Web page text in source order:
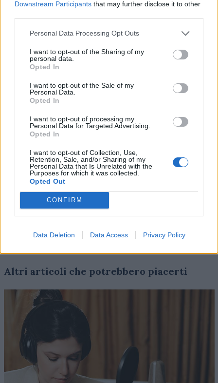
Downstream Participants that may further disclose it to other
Personal Data Processing Opt Outs
I want to opt-out of the Sharing of my
personal data.
Opted In
I want to opt-out of the Sale of my
Personal Data.
Opted In
I want to opt-out of processing my
Personal Data for Targeted Advertising.
Opted In
I want to opt-out of Collection, Use,
Retention, Sale, and/or Sharing of my
Personal Data that Is Unrelated with the
Purposes for which it was collected.
Opted Out
CONFIRM
Data Deletion Data Access Privacy Policy
streaming adattivoSeenThis, permettendo a
PubMatic di offrire ai buyer soluzioni di targeting
olistiche e incentrate sulla privacy. “La nostra mission
è supportare il potenziale infinito dei content creator
su internet - spiega Amélie Grenier-Bolay, Country
Manager Italy di PubMatic
-. L’attuale contesto
normativo incentrato sulla privacy richiede partnership
collaborative e tecnologie integrate. Grazie a Connect,
siamo stati in grado di sviluppare soluzioni innovative
multicanale che, non solo affrontano le sfide poste dal
mutevole panorama del digital advertising, ma
stabiliscono anche un nuovo standard per una
pubblicità efficace e rispettosa della privacy”.
PLATFORM
Altri articoli che potrebbero piacerti